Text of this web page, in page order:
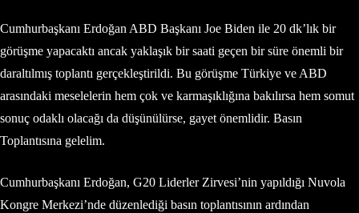
Cumhurbaşkanı Erdoğan ABD Başkanı Joe Biden ile 20 dk’lık bir
görüşme yapacaktı ancak yaklaşık bir saati geçen bir süre önemli bir
daraltılmış toplantı gerçekleştirildi. Bu görüşme Türkiye ve ABD
arasındaki meselelerin hem çok ve karmaşıklığına bakılırsa hem somut
sonuç odaklı olacağı da düşünülürse, gayet önemlidir. Basın
Toplantısına gelelim.
Cumhurbaşkanı Erdoğan, G20 Liderler Zirvesi’nin yapıldığı Nuvola
Kongre Merkezi’nde düzenlediği basın toplantısının ardından